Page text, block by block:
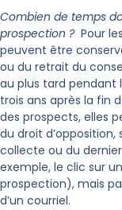
Combien de temps
prospection ? Pour
peuvent être
ou du retrait du
au plus tard pendant
trois ans après la fin
des prospects, elles
du droit
collecte ou du
exemple, le clic sur
prospection), mais
d’un courriel.